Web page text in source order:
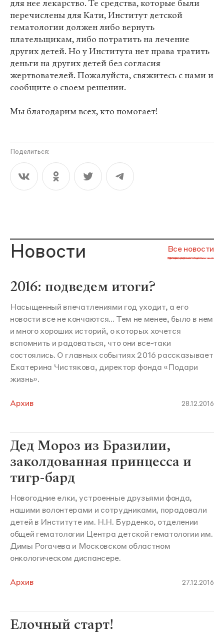
для нее лекарство. Те средства, которые были
перечислены для Кати, Институт детской
гематологии должен либо вернуть
плательщикам, либо потратить на лечение
других детей. Но у Института нет права тратить
деньги на других детей без согласия
жертвователей. Пожалуйста, свяжитесь с нами и
сообщите о своем решении.
Мы благодарим всех, кто помогает!
Поделиться:
Новости Все новости
2016: подведем итоги?
Насыщенный впечатлениями год уходит, а его
новости все не кончаются... Тем не менее, было в нем
и много хороших историй, о которых хочется
вспомнить и радоваться, что они все-таки
состоялись. О главных событиях 2016 рассказывает
Екатерина Чистякова, директор фонда «Подари
жизнь».
Архив 28.12.2016
Дед Мороз из Бразилии,
заколдованная принцесса и
тигр-бард
Новогодние елки, устроенные друзьями фонда,
нашими волонтерами и сотрудниками, порадовали
детей в Институте им. Н.Н. Бурденко, отделении
общей гематологии Центра детской гематологии им.
Димы Рогачева и Московском областном
онкологическом диспансере.
Архив 27.12.2016
Елочный старт!